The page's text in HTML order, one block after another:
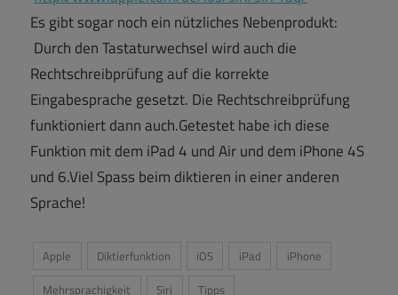
Es gibt sogar noch ein nützliches Nebenprodukt:
Durch den Tastaturwechsel wird auch die
Rechtschreibprüfung auf die korrekte
Eingabesprache gesetzt. Die Rechtschreibprüfung
funktioniert dann auch.Getestet habe ich diese
Funktion mit dem iPad 4 und Air und dem iPhone 4S
und 6.Viel Spass beim diktieren in einer anderen
Sprache!
Apple Diktierfunktion iOS iPad
iPhone
Mehrsprachigkeit
Siri Tipps